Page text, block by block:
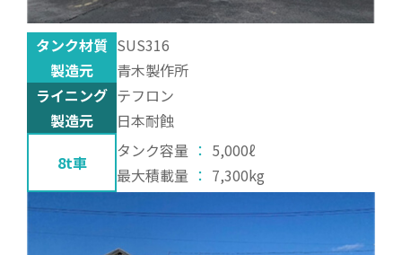
タンク材質 SUS316
製造元
青木製作所
ライニング テフロン
製造元
日本耐蝕
8t車
タンク容量 ： 5,000ℓ
最大積載量 ： 7,300kg